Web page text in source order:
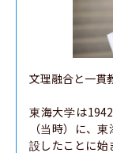
文理融合と一貫
東海大学は
（当時）に、
設したことに始